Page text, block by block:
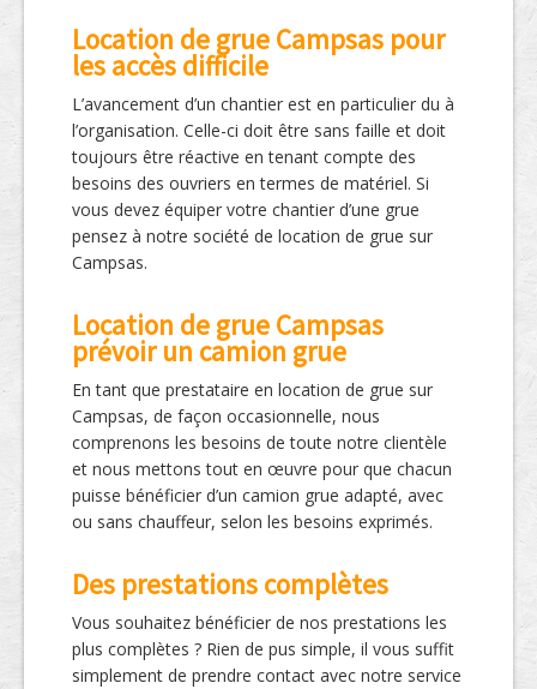
Location de grue Campsas pour
les accès difficile
L’avancement d’un chantier est en particulier du à
l’organisation. Celle-ci doit être sans faille et doit
toujours être réactive en tenant compte des
besoins des ouvriers en termes de matériel. Si
vous devez équiper votre chantier d’une grue
pensez à notre société de location de grue sur
Campsas.
Location de grue Campsas
prévoir un camion grue
En tant que prestataire en location de grue sur
Campsas, de façon occasionnelle, nous
comprenons les besoins de toute notre clientèle
et nous mettons tout en œuvre pour que chacun
puisse bénéficier d’un camion grue adapté, avec
ou sans chauffeur, selon les besoins exprimés.
Des prestations complètes
Vous souhaitez bénéficier de nos prestations les
plus complètes ? Rien de pus simple, il vous suffit
simplement de prendre contact avec notre service